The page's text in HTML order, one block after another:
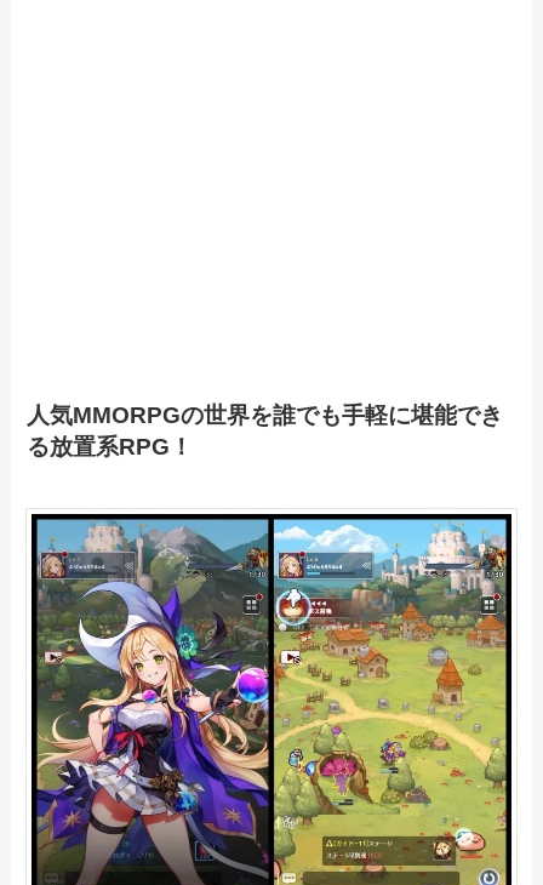
人気MMORPGの世界を誰でも手軽に堪能でき
る放置系RPG！